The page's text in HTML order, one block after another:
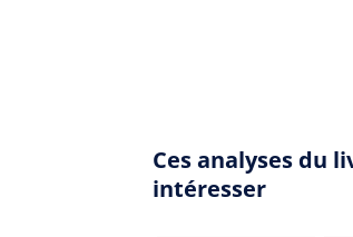
Ces analyses du
intéresser